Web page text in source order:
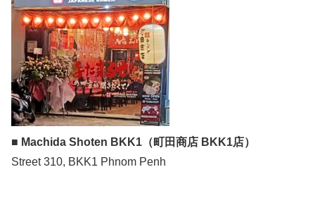
■ Machida Shoten BKK1（町田商店 BKK1店）
Street 310, BKK1 Phnom Penh